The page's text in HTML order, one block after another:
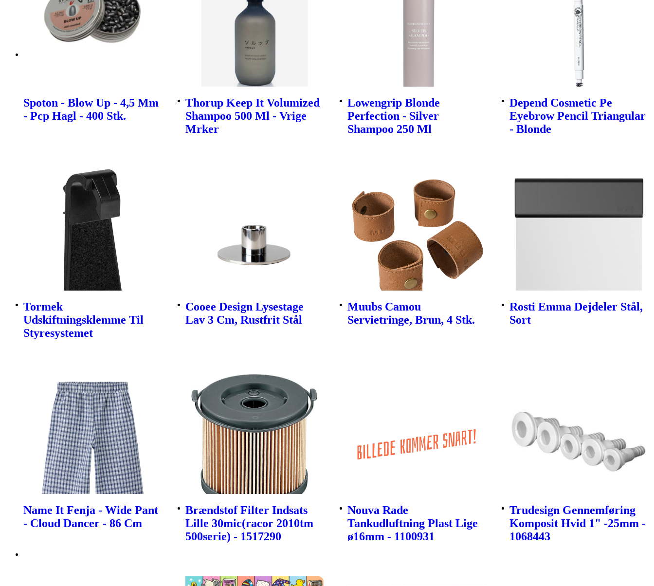
Spoton - Blow Up - 4,5 Mm
- Pcp Hagl - 400 Stk.
Thorup Keep It Volumized
Shampoo 500 Ml - Vrige
Mrker
Lowengrip Blonde
Perfection - Silver
Shampoo 250 Ml
Depend Cosmetic Pe
Eyebrow Pencil Triangular
- Blonde
Tormek
Udskiftningsklemme Til
Styresystemet
Cooee Design Lysestage
Lav 3 Cm, Rustfrit Stål
Muubs Camou
Servietringe, Brun, 4 Stk.
Rosti Emma Dejdeler Stål,
Sort
Name It Fenja - Wide Pant
- Cloud Dancer - 86 Cm
Brændstof Filter Indsats
Lille 30mic(racor 2010tm
500serie) - 1517290
Nouva Rade
Tankudluftning Plast Lige
ø16mm - 1100931
Trudesign Gennemføring
Komposit Hvid 1" -25mm -
1068443